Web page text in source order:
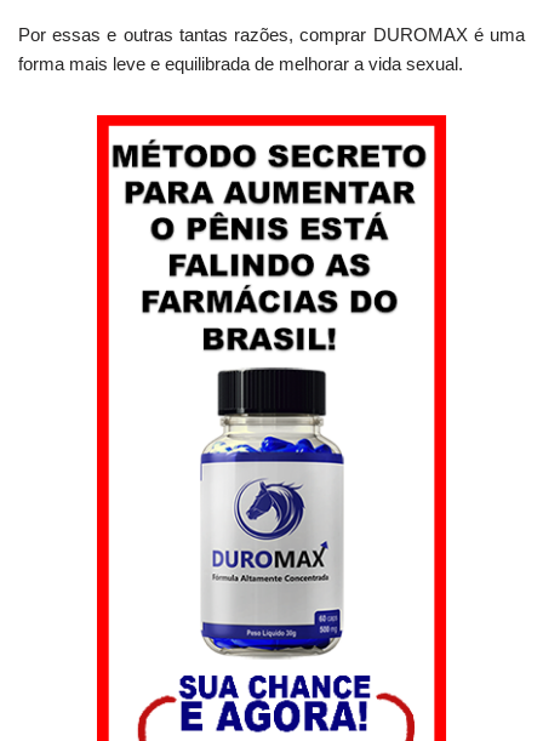
Por essas e outras tantas razões, comprar DUROMAX é uma
forma mais leve e equilibrada de melhorar a vida sexual.